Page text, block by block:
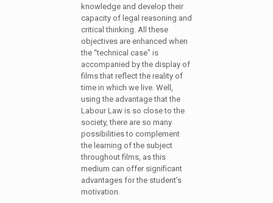
knowledge and develop their
capacity of legal reasoning and
critical thinking. All these
objectives are enhanced when
the “technical case" is
accompanied by the display of
films that reflect the reality of
time in which we live. Well,
using the advantage that the
Labour Law is so close to the
society, there are so many
possibilities to complement
the learning of the subject
throughout films, as this
medium can offer significant
advantages for the student’s
motivation.